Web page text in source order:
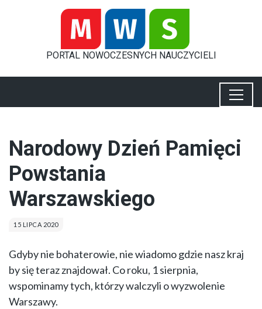
PORTAL NOWOCZESNYCH NAUCZYCIELI
Narodowy Dzień Pamięci
Powstania
Warszawskiego
15 LIPCA 2020
Gdyby nie bohaterowie, nie wiadomo gdzie nasz kraj
by się teraz znajdował. Co roku, 1 sierpnia,
wspominamy tych, którzy walczyli o wyzwolenie
Warszawy.